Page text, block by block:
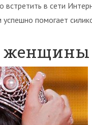
встретить в сети
помогает